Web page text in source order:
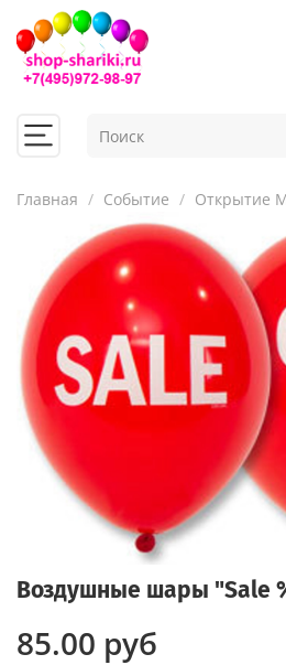
Главная Событие Открытие
Воздушные шары "Sale
85.00 руб